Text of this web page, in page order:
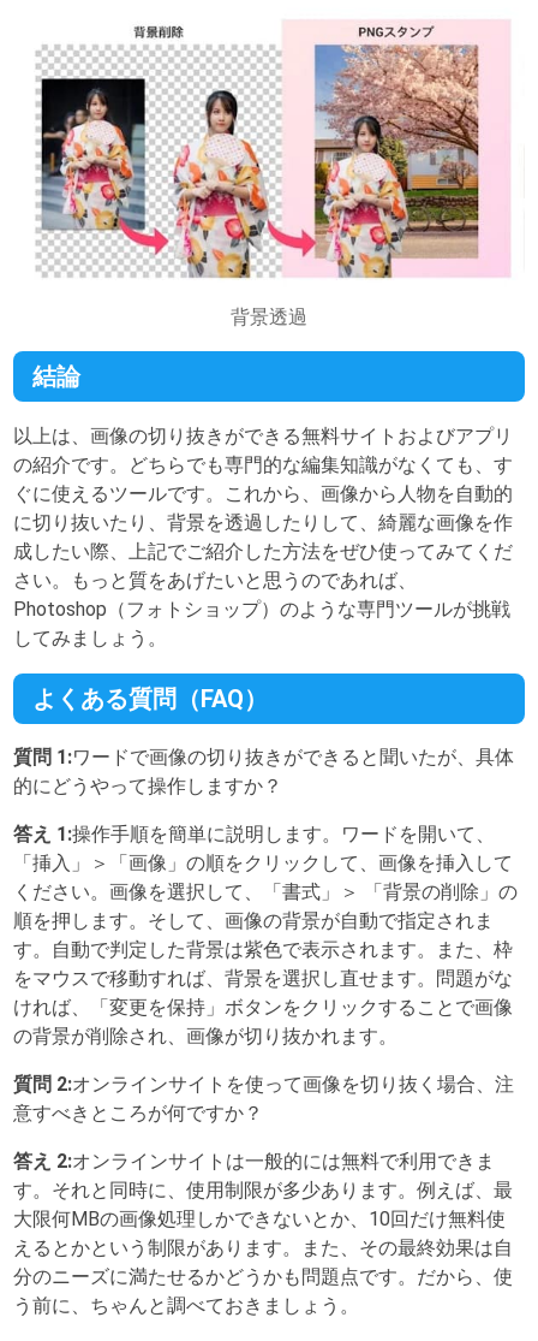
背景透過
結論
以上は、画像の切り抜きができる無料サイトおよびアプリ
の紹介です。どちらでも専門的な編集知識がなくても、す
ぐに使えるツールです。これから、画像から人物を自動的
に切り抜いたり、背景を透過したりして、綺麗な画像を作
成したい際、上記でご紹介した方法をぜひ使ってみてくだ
さい。もっと質をあげたいと思うのであれば、
Photoshop（フォトショップ）のような専門ツールが挑戦
してみましょう。
よくある質問（FAQ）
質問 1:ワードで画像の切り抜きができると聞いたが、具体
的にどうやって操作しますか？
答え 1:操作手順を簡単に説明します。ワードを開いて、
「挿入」＞「画像」の順をクリックして、画像を挿入して
ください。画像を選択して、「書式」＞ 「背景の削除」の
順を押します。そして、画像の背景が自動で指定されま
す。自動で判定した背景は紫色で表示されます。また、枠
をマウスで移動すれば、背景を選択し直せます。問題がな
ければ、「変更を保持」ボタンをクリックすることで画像
の背景が削除され、画像が切り抜かれます。
質問 2:オンラインサイトを使って画像を切り抜く場合、注
意すべきところが何ですか？
答え 2:オンラインサイトは一般的には無料で利用できま
す。それと同時に、使用制限が多少あります。例えば、最
大限何MBの画像処理しかできないとか、10回だけ無料使
えるとかという制限があります。また、その最終効果は自
分のニーズに満たせるかどうかも問題点です。だから、使
う前に、ちゃんと調べておきましょう。